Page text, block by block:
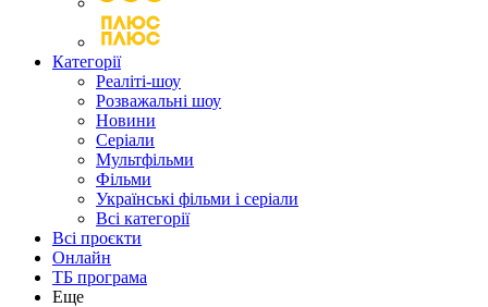
Категорії
Реаліті-шоу
Розважальні шоу
Новини
Серіали
Мультфільми
Фільми
Українські фільми і серіали
Всі категорії
Всі проєкти
Онлайн
ТБ програма
Еще